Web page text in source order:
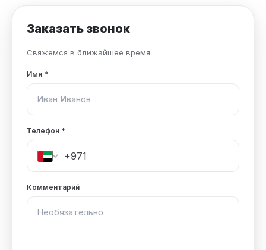
Заказать звонок
Свяжемся в ближайшее время.
Имя *
Телефон *
Комментарий